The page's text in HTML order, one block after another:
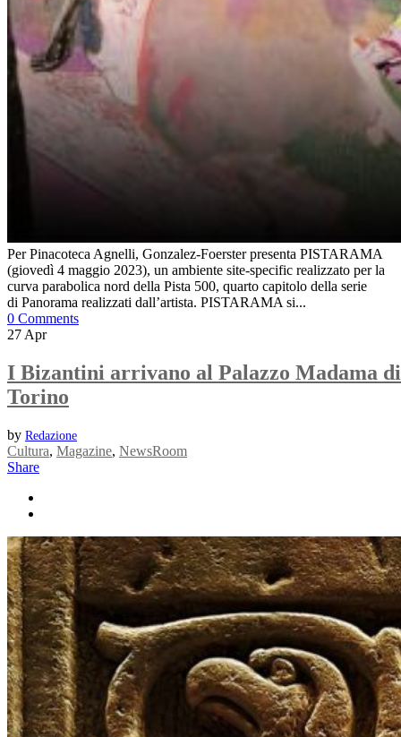
Per Pinacoteca Agnelli, Gonzalez-Foerster presenta PISTARAMA
(giovedì 4 maggio 2023), un ambiente site-specific realizzato per la
curva parabolica nord della Pista 500, quarto capitolo della serie
di Panorama realizzati dall’artista. PISTARAMA si...
0 Comments
27 Apr
I Bizantini arrivano al Palazzo Madama di
Torino
by Redazione
Cultura, Magazine, NewsRoom
Share